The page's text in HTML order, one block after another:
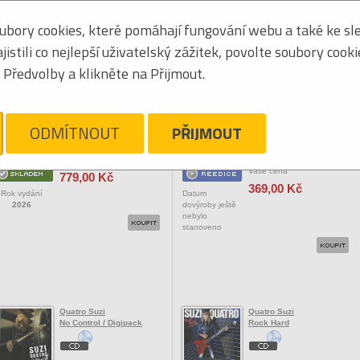
Seřadit podle: jména
výpis
POP ZAHRANIČNÍ
Rok vydání
2026
779,00 Kč
Datum
dovýroby ještě
nebylo
stanoveno
Legend: The Best Of /
Vaše cena
369,00 Kč
Quatro Suzi
No Control / Digipack
Quatro Suzi
Rock Hard
cookies, které pomáhají fungování webu a také ke
co nejlepší uživatelský zážitek, povolte soubory
a klikněte na Přijmout.
ODMÍTNOUT PŘIJMOUT